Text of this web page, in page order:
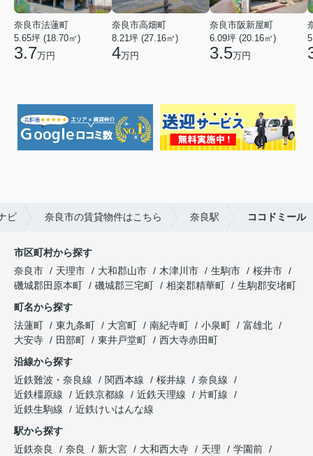
奈良市法蓮町
5.65坪 (18.70㎡)
3.7万円
奈良市高畑町
8.21坪 (27.16㎡)
4万円
奈良市阪新屋町
6.09坪 (20.16㎡)
3.5万円
ビ 奈良市の賃貸物件はこちら 奈良駅 ココドミール
市区町村から探す
奈良市
天理市 大和郡山市 木津川市 生駒市
桜井市
磯城郡田原本町
磯城郡三宅町 相楽郡精華町
生駒郡安堵町
町名から探す
法蓮町
東九条町 大宮町 南紀寺町 小泉町
富雄北
大安寺
田部町 東井戸堂町
西大寺赤田町
沿線から探す
近鉄難波・奈良線
関西本線 桜井線
奈良線
近鉄橿原線
近鉄京都線 近鉄天理線
片町線
近鉄生駒線
近鉄けいはんな線
駅から探す
近鉄奈良
奈良 新大宮 大和西大寺 天理
学園前